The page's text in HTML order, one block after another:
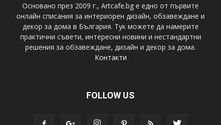
Основано през 2009 г., Artcafe.bg е едно от първите
онлайн списания за интериорен дизайн, обзавеждане и
декор за дома в България. Тук можете да намерите
практични съвети, интересни новини и нестандартни
решения за обзавеждане, дизайн и декор за дома.
Контакти
FOLLOW US